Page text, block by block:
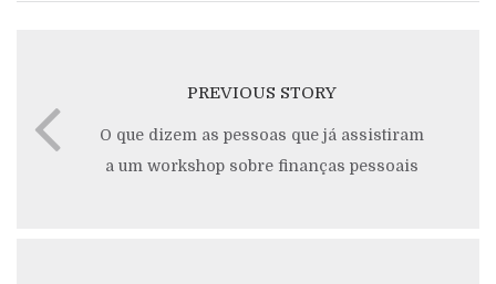
PREVIOUS STORY
O que dizem as pessoas que já assistiram
a um workshop sobre finanças pessoais